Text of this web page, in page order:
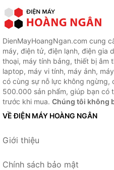
DienMayHoangNgan.com cung
máy, điện tử, điện lạnh, điện gia
thoại, máy tính bảng, thiết bị âm
laptop, máy vi tính, máy ảnh,
có cùng sự nỗ lực không ngừng,
500.000 sản phẩm, giúp bạn có
trước khi mua. Chúng tôi không
VỀ ĐIỆN MÁY HOÀNG NGÂN
Giới thiệu
Chính sách bảo mật